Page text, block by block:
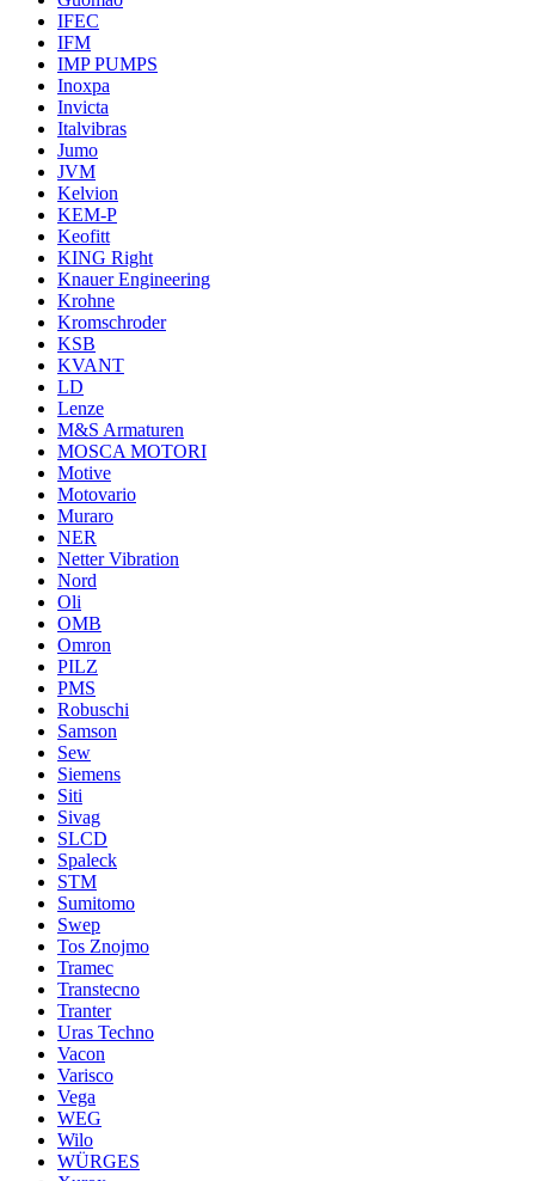
IFEC
IFM
IMP PUMPS
Inoxpa
Invicta
Italvibras
Jumo
JVM
Kelvion
KEM-P
Keofitt
KING Right
Knauer Engineering
Krohne
Kromschroder
KSB
KVANT
LD
Lenze
M&S Armaturen
MOSCA MOTORI
Motive
Motovario
Muraro
NER
Netter Vibration
Nord
Oli
OMB
Omron
PILZ
PMS
Robuschi
Samson
Sew
Siemens
Siti
Sivag
SLCD
Spaleck
STM
Sumitomo
Swep
Tos Znojmo
Tramec
Transtecno
Tranter
Uras Techno
Vacon
Varisco
Vega
WEG
Wilo
WÜRGES